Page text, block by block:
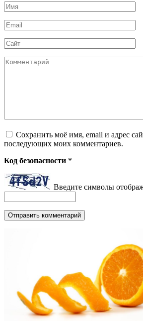
Имя
*
Email
*
Сайт
Комментарий
Сохранить моё имя, email и адрес
последующих моих комментариев.
Код безопасности *
Введите символы